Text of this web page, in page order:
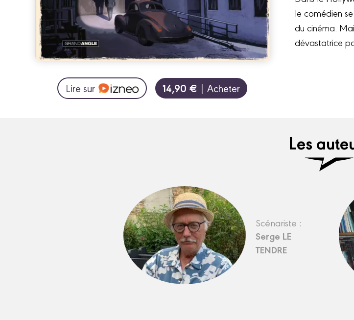
Lire sur 14,90 € | Acheter
le comédien
du cinéma.
dévastatrice
Les
Scénariste :
Serge LE
TENDRE